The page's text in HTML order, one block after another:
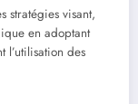
stratégies visant,
en adoptant
l’utilisation des